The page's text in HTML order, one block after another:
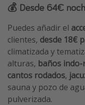
💰 Desde 64€
Puedes añadir el
clientes, desde 18€
climatizada y
alturas, baños
cantos rodados,
sauna y pozo de
pulverizada.